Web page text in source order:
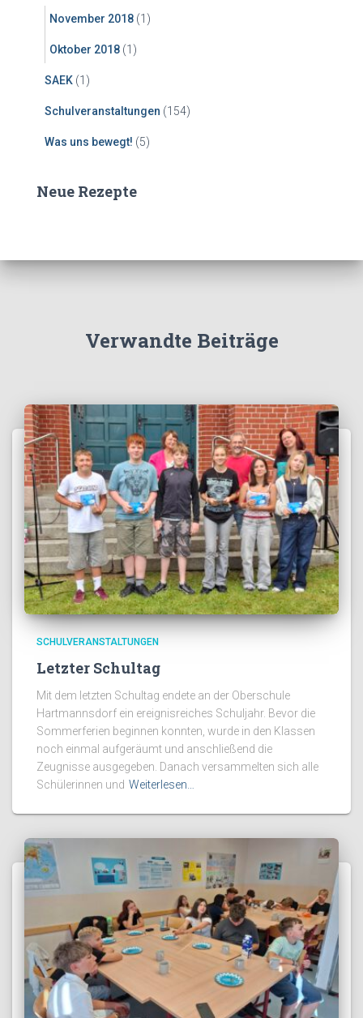
November 2018 (1)
Oktober 2018 (1)
SAEK (1)
Schulveranstaltungen (154)
Was uns bewegt! (5)
Neue Rezepte
Verwandte Beiträge
SCHULVERANSTALTUNGEN
Letzter Schultag
Mit dem letzten Schultag endete an der Oberschule
Hartmannsdorf ein ereignisreiches Schuljahr. Bevor die
Sommerferien beginnen konnten, wurde in den Klassen
noch einmal aufgeräumt und anschließend die
Zeugnisse ausgegeben. Danach versammelten sich alle
Schülerinnen und Weiterlesen…